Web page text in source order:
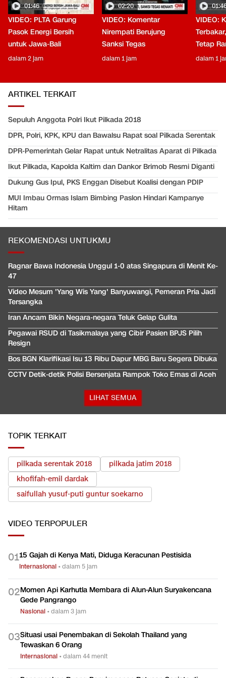
01:46
VIDEO: PLTA Garung
Pasok Energi Bersih
untuk Jawa-Bali
dalam 2 jam
02:20
VIDEO: Komentar
Nirempati Berujung
Sanksi Tegas
dalam 1 jam
VIDEO:
Tetap
dalam 1
ARTIKEL TERKAIT
Sepuluh Anggota Polri Ikut Pilkada 2018
DPR, Polri, KPK, KPU dan Bawalsu Rapat soal Pilkada Serentak
DPR-Pemerintah Gelar Rapat untuk Netralitas Aparat di Pilkada
Ikut Pilkada, Kapolda Kaltim dan Dankor Brimob Resmi Diganti
Dukung Gus Ipul, PKS Enggan Disebut Koalisi dengan PDIP
MUI Imbau Ormas Islam Bimbing Paslon Hindari Kampanye
Hitam
REKOMENDASI UNTUKMU
Ragnar Bawa Indonesia Unggul 1-0 atas Singapura di Menit Ke-
47
Video Mesum 'Yang Wis Yang' Banyuwangi, Pemeran Pria Jadi
Tersangka
Iran Ancam Bikin Negara-negara Teluk Gelap Gulita
Pegawai RSUD di Tasikmalaya yang Cibir Pasien BPJS Pilih
Resign
Bos BGN Klarifikasi Isu 13 Ribu Dapur MBG Baru Segera Dibuka
CCTV Detik-detik Polisi Bersenjata Rampok Toko Emas di Aceh
LIHAT SEMUA
TOPIK TERKAIT
pilkada serentak 2018
pilkada jatim 2018
khofifah-emil dardak
saifullah yusuf-puti guntur soekarno
VIDEO TERPOPULER
0115 Gajah di Kenya Mati, Diduga Keracunan Pestisida
Internasional •dalam 5 jam
02Momen Api Karhutla Membara di Alun-Alun Suryakencana
Gede Pangrango
Nasional •dalam 3 jam
03Situasi usai Penembakan di Sekolah Thailand yang
Tewaskan 6 Orang
Internasional •dalam 44 menit